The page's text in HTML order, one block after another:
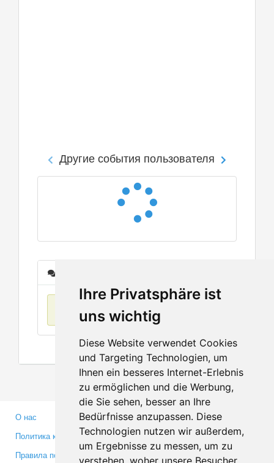
Ihre Privatsphäre ist
uns wichtig
Diese Website verwendet Cookies
und Targeting Technologien, um
Ihnen ein besseres Internet-Erlebnis
zu ermöglichen und die Werbung,
die Sie sehen, besser an Ihre
Bedürfnisse anzupassen. Diese
Technologien nutzen wir außerdem,
um Ergebnisse zu messen, um zu
verstehen, woher unsere Besucher
Другие события пользователя
Нет данных
О нас
Политика конфиденциальности
Правила пользования
Партнерам
Инвесторам